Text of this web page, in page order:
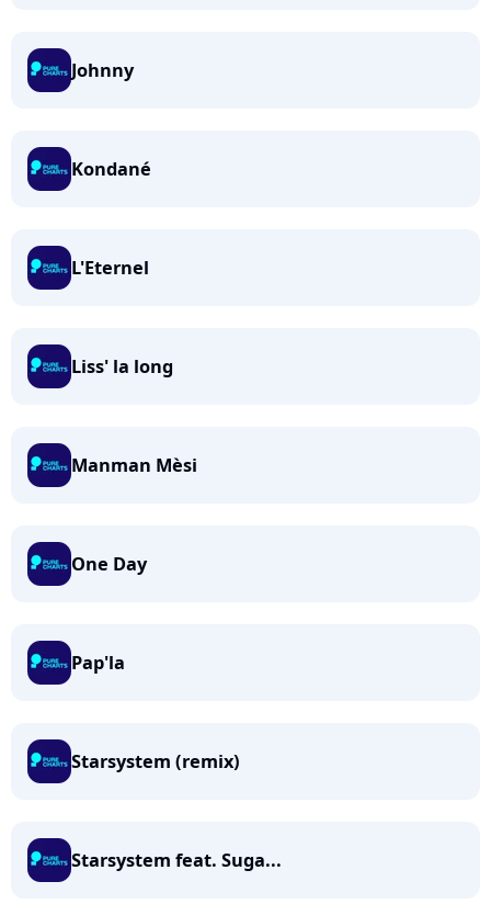
Johnny
Kondané
L'Eternel
Liss' la long
Manman Mèsi
One Day
Pap'la
Starsystem (remix)
Starsystem feat. Suga...